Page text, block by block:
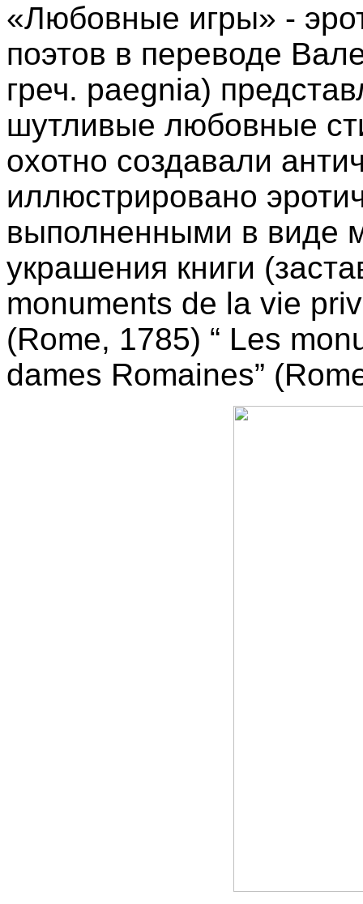
«Любовные игры» -
поэтов в переводе
греч. paegnia)
шутливые любовные
охотно создавали
иллюстрировано
выполненными в виде
украшения книги
monuments de la vie
(Rome, 1785) “ Les
dames Romaines”